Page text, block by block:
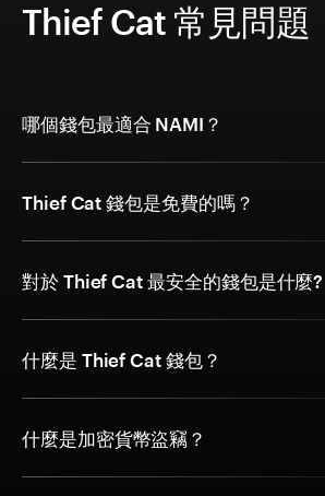
Thief Cat 常見問題
哪個錢包最適合 NAMI？
Thief Cat 錢包是免費的嗎？
對於 Thief Cat 最安全的錢包是什麼?
什麼是 Thief Cat 錢包？
什麼是加密貨幣盜竊？